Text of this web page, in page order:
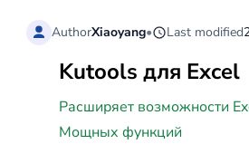
AuthorXiaoyang• Last modified
Kutools для Excel
Расширяет возможности
Мощных функций